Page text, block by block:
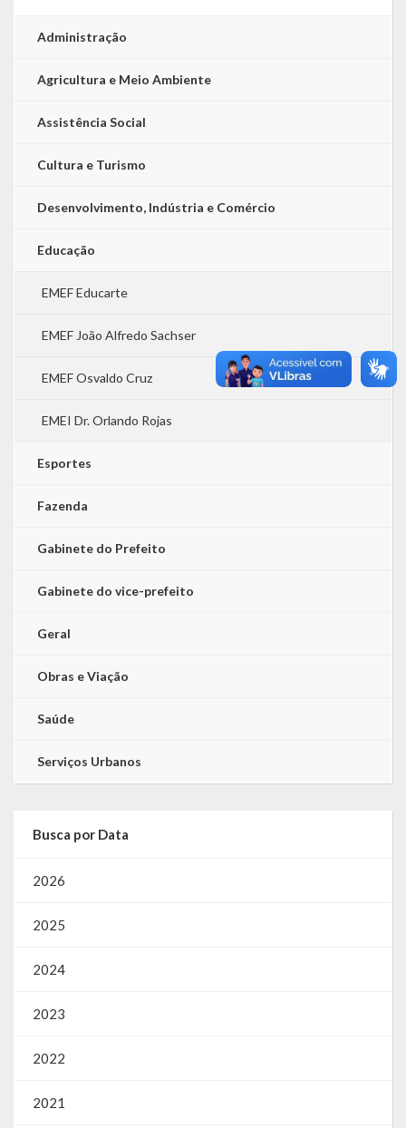
Administração
Agricultura e Meio Ambiente
Assistência Social
Cultura e Turismo
Desenvolvimento, Indústria e Comércio
Educação
EMEF Educarte
EMEF João Alfredo Sachser
EMEF Osvaldo Cruz
EMEI Dr. Orlando Rojas
Esportes
Fazenda
Gabinete do Prefeito
Gabinete do vice-prefeito
Geral
Obras e Viação
Saúde
Serviços Urbanos
Busca por Data
2026
2025
2024
2023
2022
2021